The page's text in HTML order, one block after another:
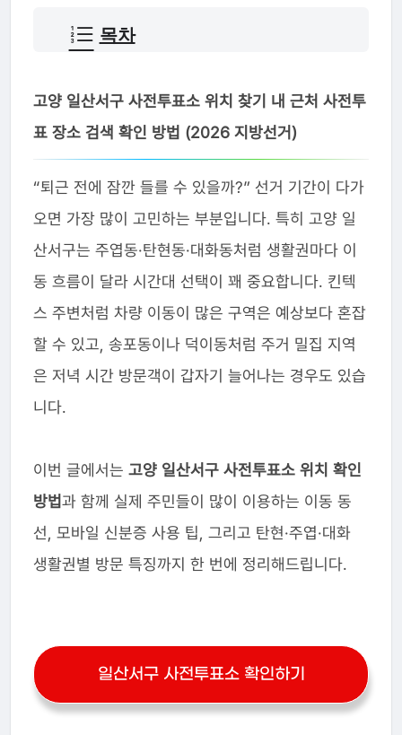
목차
고양 일산서구 사전투표소 위치 찾기 내 근처 사전투
표 장소 검색 확인 방법 (2026 지방선거)
“퇴근 전에 잠깐 들를 수 있을까?” 선거 기간이 다가
오면 가장 많이 고민하는 부분입니다. 특히 고양 일
산서구는 주엽동·탄현동·대화동처럼 생활권마다 이
동 흐름이 달라 시간대 선택이 꽤 중요합니다. 킨텍
스 주변처럼 차량 이동이 많은 구역은 예상보다 혼잡
할 수 있고, 송포동이나 덕이동처럼 주거 밀집 지역
은 저녁 시간 방문객이 갑자기 늘어나는 경우도 있습
니다.
이번 글에서는 고양 일산서구 사전투표소 위치 확인
방법과 함께 실제 주민들이 많이 이용하는 이동 동
선, 모바일 신분증 사용 팁, 그리고 탄현·주엽·대화
생활권별 방문 특징까지 한 번에 정리해드립니다.
일산서구 사전투표소 확인하기